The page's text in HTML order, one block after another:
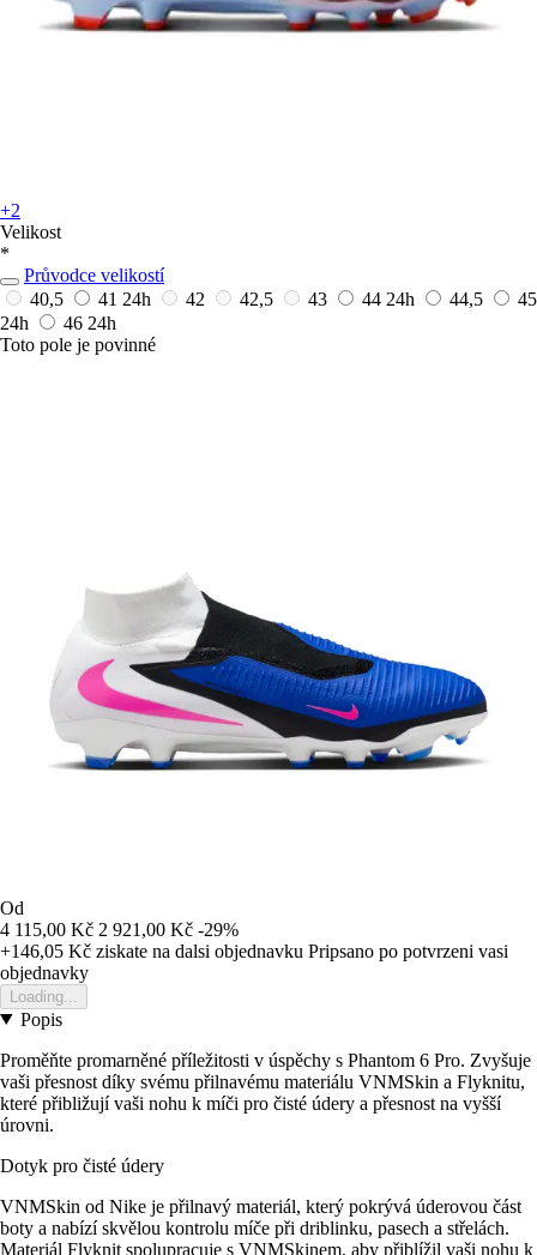
+2
Velikost
*
Průvodce velikostí
40,5
41 24h 42 42,5 43 44 24h 44,5
45
24h
46 24h
Toto pole je povinné
Od
4 115,00 Kč 2 921,00 Kč -29%
+146,05 Kč ziskate na dalsi objednavku Pripsano po potvrzeni vasi
objednavky
Loading...
Popis
Proměňte promarněné příležitosti v úspěchy s Phantom 6 Pro. Zvyšuje
vaši přesnost díky svému přilnavému materiálu VNMSkin a Flyknitu,
které přibližují vaši nohu k míči pro čisté údery a přesnost na vyšší
úrovni.
Dotyk pro čisté údery
VNMSkin od Nike je přilnavý materiál, který pokrývá úderovou část
boty a nabízí skvělou kontrolu míče při driblinku, pasech a střelách.
Materiál Flyknit spolupracuje s VNMSkinem, aby přiblížil vaši nohu k